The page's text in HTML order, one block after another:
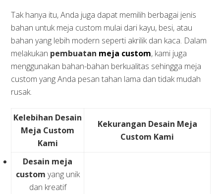
Tak hanya itu, Anda juga dapat memilih berbagai jenis
bahan untuk meja custom mulai dari kayu, besi, atau
bahan yang lebih modern seperti akrilik dan kaca. Dalam
melakukan pembuatan meja custom, kami juga
menggunakan bahan-bahan berkualitas sehingga meja
custom yang Anda pesan tahan lama dan tidak mudah
rusak.
Kelebihan Desain
Meja Custom
Kami
Kekurangan Desain Meja
Custom Kami
Desain meja
custom yang unik
dan kreatif